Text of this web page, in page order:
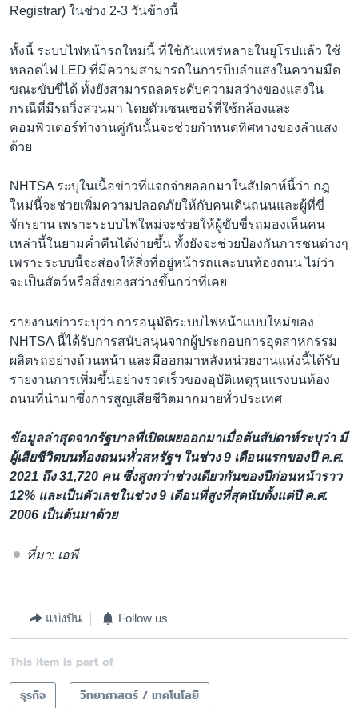
Registrar) ในช่วง 2-3 วันข้างนี้
ทั้งนี้ ระบบไฟหน้ารถใหม่นี้ ที่ใช้กันแพร่หลายในยุโรปแล้ว ใช้
หลอดไฟ LED ที่มีความสามารถในการบีบลำแสงในความมืด
ขณะขับขี่ได้ ทั้งยังสามารถลดระดับความสว่างของแสงใน
กรณีที่มีรถวิ่งสวนมา โดยตัวเซนเซอร์ที่ใช้กล้องและ
คอมพิวเตอร์ทำงานคู่กันนั้นจะช่วยกำหนดทิศทางของลำแสง
ด้วย
NHTSA ระบุในเนื้อข่าวที่แจกจ่ายออกมาในสัปดาห์นี้ว่า กฎ
ใหม่นี้จะช่วยเพิ่มความปลอดภัยให้กับคนเดินถนนและผู้ที่ขี่
จักรยาน เพราะระบบไฟใหม่จะช่วยให้ผู้ขับขี่รถมองเห็นคน
เหล่านี้ในยามค่ำคืนได้ง่ายขึ้น ทั้งยังจะช่วยป้องกันการชนต่างๆ
เพราะระบบนี้จะส่องให้สิ่งที่อยู่หน้ารถและบนท้องถนน ไม่ว่า
จะเป็นสัตว์หรือสิ่งของสว่างขึ้นกว่าที่เคย
รายงานข่าวระบุว่า การอนุมัติระบบไฟหน้าแบบใหม่ของ
NHTSA นี้ได้รับการสนับสนุนจากผู้ประกอบการอุตสาหกรรม
ผลิตรถอย่างถ้วนหน้า และมีออกมาหลังหน่วยงานแห่งนี้ได้รับ
รายงานการเพิ่มขึ้นอย่างรวดเร็วของอุบัติเหตุรุนแรงบนท้อง
ถนนที่นำมาซึ่งการสูญเสียชีวิตมากมายทั่วประเทศ
ข้อมูลล่าสุดจากรัฐบาลที่เปิดเผยออกมาเมื่อต้นสัปดาห์ระบุว่า มี
ผู้เสียชีวิตบนท้องถนนทั่วสหรัฐฯ ในช่วง 9 เดือนแรกของปี ค.ศ.
2021 ถึง 31,720 คน ซึ่งสูงกว่าช่วงเดียวกันของปีก่อนหน้าราว
12% และเป็นตัวเลขในช่วง 9 เดือนที่สูงที่สุดนับตั้งแต่ปี ค.ศ.
2006 เป็นต้นมาด้วย
ที่มา: เอพี
แบ่งปัน Follow us
This item is part of
ธุรกิจ
วิทยาศาสตร์ / เทคโนโลยี